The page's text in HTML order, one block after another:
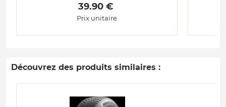
39.90 €
Prix unitaire
Découvrez des produits similaires :